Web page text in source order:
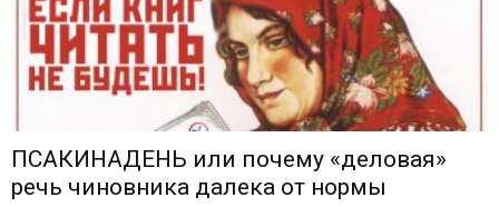
ПСАКИНАДЕНЬ или почему «деловая»
речь чиновника далека от нормы